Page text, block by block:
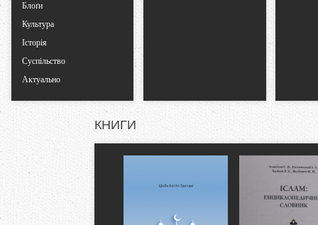
Блоґи
Культура
Історія
Суспільство
Актуально
КНИГИ